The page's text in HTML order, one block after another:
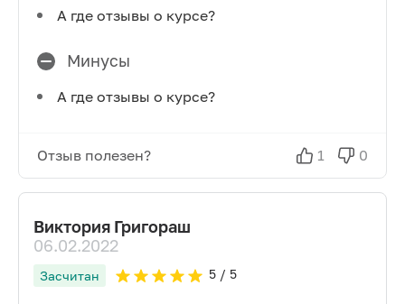
А где отзывы о курсе?
Минусы
А где отзывы о курсе?
Отзыв полезен? 1 0
Виктория Григораш
06.02.2022
Засчитан 5/ 5